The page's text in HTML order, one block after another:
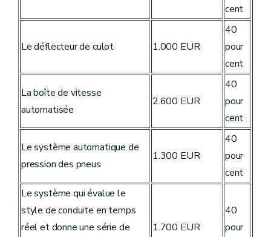
cent
Le déflecteur de culot 1.000 EUR
40
pour
cent
La boîte de vitesse
automatisée
2.600 EUR
40
pour
cent
Le système automatique de
pression des pneus
1.300 EUR
40
pour
cent
Le système qui évalue le
style de conduite en temps
réel et donne une série de
1.700 EUR
40
pour